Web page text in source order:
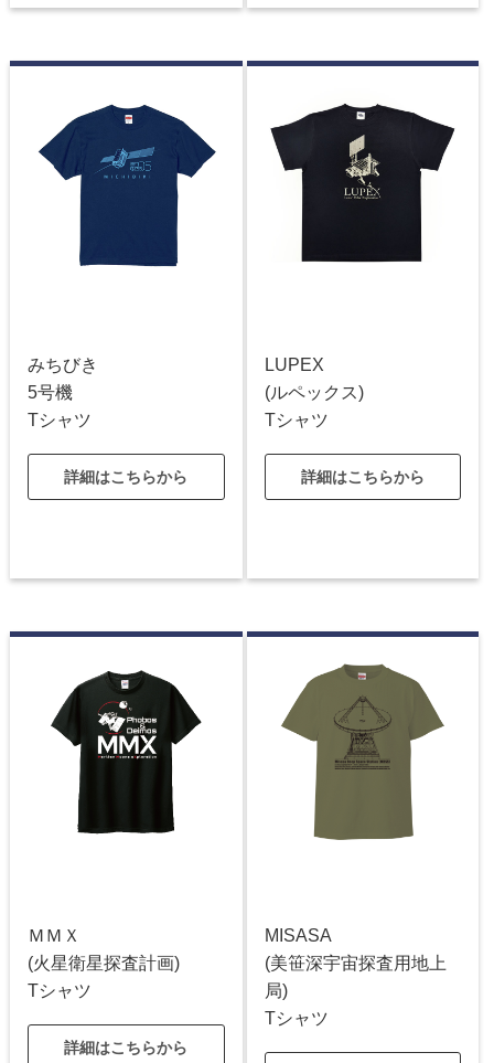
みちびき
5号機
Tシャツ
詳細はこちらから
LUPEX
(ルペックス)
Tシャツ
詳細はこちらから
ＭＭＸ
(火星衛星探査計画)
Tシャツ
詳細はこちらから
MISASA
(美笹深宇宙探査用地上
局)
Tシャツ